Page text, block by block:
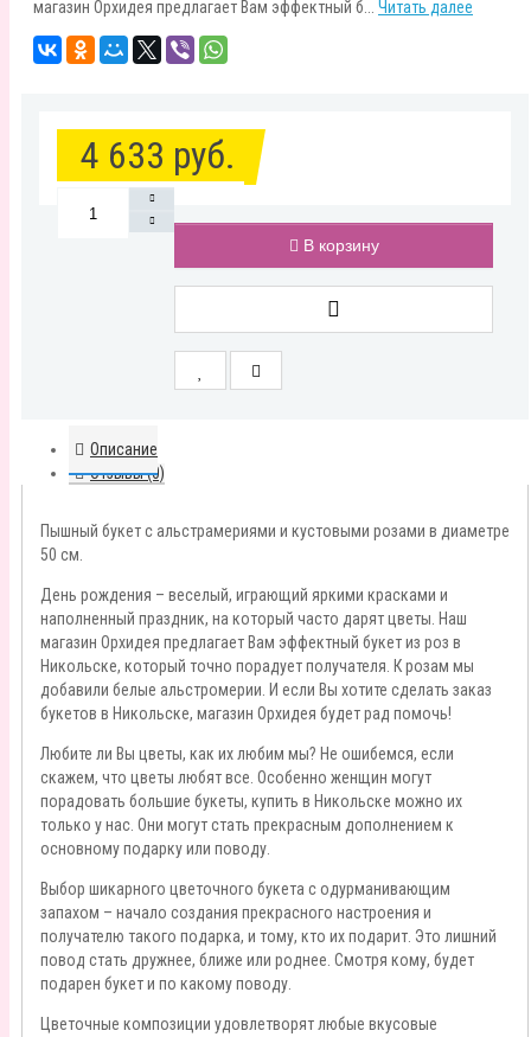
магазин Орхидея предлагает Вам эффектный б... Читать далее
4 633 руб.
В корзину
Описание
Отзывы (0)
Пышный букет с альстрамериями и кустовыми розами в диаметре
50 см.
День рождения – веселый, играющий яркими красками и
наполненный праздник, на который часто дарят цветы. Наш
магазин Орхидея предлагает Вам эффектный букет из роз в
Никольске, который точно порадует получателя. К розам мы
добавили белые альстромерии. И если Вы хотите сделать заказ
букетов в Никольске, магазин Орхидея будет рад помочь!
Любите ли Вы цветы, как их любим мы? Не ошибемся, если
скажем, что цветы любят все. Особенно женщин могут
порадовать большие букеты, купить в Никольске можно их
только у нас. Они могут стать прекрасным дополнением к
основному подарку или поводу.
Выбор шикарного цветочного букета с одурманивающим
запахом – начало создания прекрасного настроения и
получателю такого подарка, и тому, кто их подарит. Это лишний
повод стать дружнее, ближе или роднее. Смотря кому, будет
подарен букет и по какому поводу.
Цветочные композиции удовлетворят любые вкусовые